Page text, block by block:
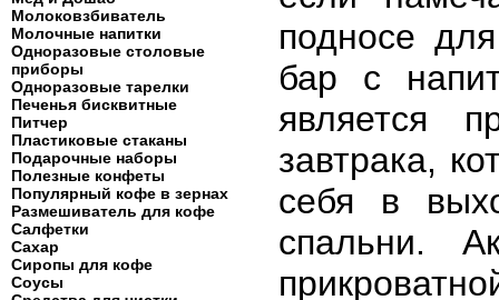
Молоковзбиватель
Молочные напитки
Одноразовые столовые
приборы
Одноразовые тарелки
Печенья бисквитные
Питчер
Пластиковые стаканы
Подарочные наборы
Полезные конфеты
Популярный кофе в зернах
Размешиватель для кофе
Салфетки
Сахар
Сиропы для кофе
Соусы
подносе
бар с
является
завтрака,
себя в
спальни.